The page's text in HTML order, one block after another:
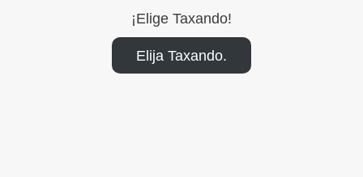
¡Elige Taxando!
Elija Taxando.